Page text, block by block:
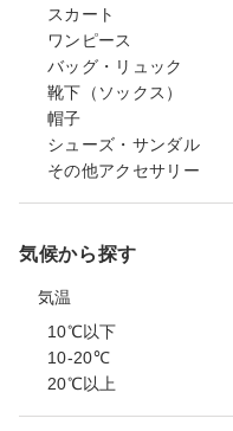
スカート
ワンピース
バッグ・リュック
靴下（ソックス）
帽子
シューズ・サンダル
その他アクセサリー
気候から探す
気温
10℃以下
10-20℃
20℃以上